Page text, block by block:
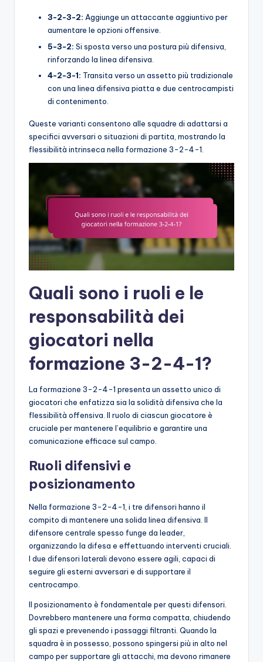
3-2-3-2: Aggiunge un attaccante aggiuntivo per
aumentare le opzioni offensive.
5-3-2: Si sposta verso una postura più difensiva,
rinforzando la linea difensiva.
4-2-3-1: Transita verso un assetto più tradizionale
con una linea difensiva piatta e due centrocampisti
di contenimento.
Queste varianti consentono alle squadre di adattarsi a
specifici avversari o situazioni di partita, mostrando la
flessibilità intrinseca nella formazione 3-2-4-1.
Quali sono i ruoli e le
responsabilità dei
giocatori nella
formazione 3-2-4-1?
La formazione 3-2-4-1 presenta un assetto unico di
giocatori che enfatizza sia la solidità difensiva che la
flessibilità offensiva. Il ruolo di ciascun giocatore è
cruciale per mantenere l’equilibrio e garantire una
comunicazione efficace sul campo.
Ruoli difensivi e
posizionamento
Nella formazione 3-2-4-1, i tre difensori hanno il
compito di mantenere una solida linea difensiva. Il
difensore centrale spesso funge da leader,
organizzando la difesa e effettuando interventi cruciali.
I due difensori laterali devono essere agili, capaci di
seguire gli esterni avversari e di supportare il
centrocampo.
Il posizionamento è fondamentale per questi difensori.
Dovrebbero mantenere una forma compatta, chiudendo
gli spazi e prevenendo i passaggi filtranti. Quando la
squadra è in possesso, possono spingersi più in alto nel
campo per supportare gli attacchi, ma devono rimanere